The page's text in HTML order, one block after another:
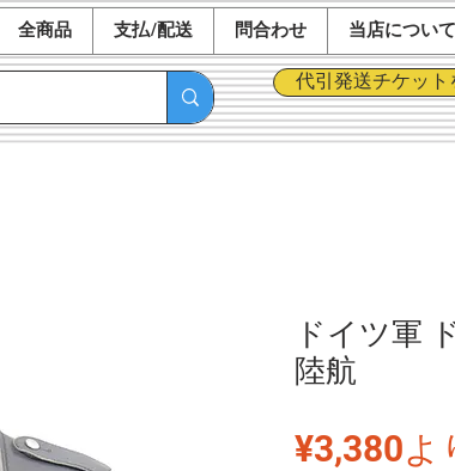
全商品 支払/配送 問合わせ 当店について
代引発送チケッ
ドイツ軍
陸航
¥3,380よ